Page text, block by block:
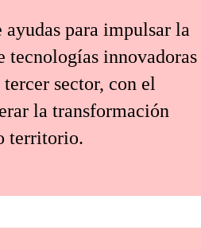
para impulsar la
tecnologías innovadoras
sector, con el
la transformación
territorio.